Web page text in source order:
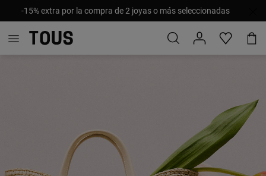
-15% extra por la compra de 2 joyas o más seleccionadas